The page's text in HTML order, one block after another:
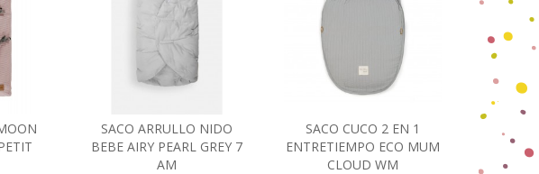
Comprar
SACO ARRULLO NIDO
BEBE AIRY PEARL GREY 7
AM
Comprar
SACO CUCO 2 EN 1
ENTRETIEMPO ECO MUM
CLOUD WM